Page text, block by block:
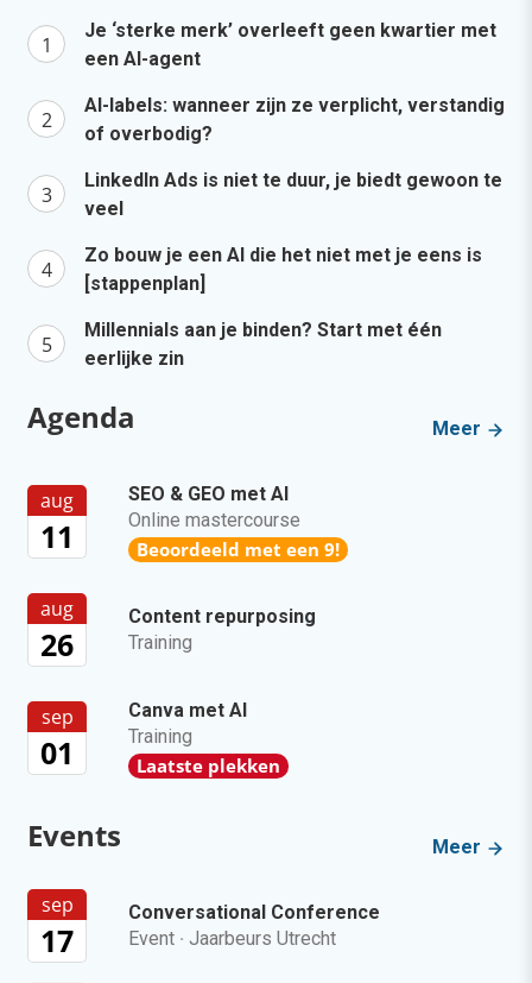
Je ‘sterke merk’ overleeft geen kwartier met
een AI-agent
AI-labels: wanneer zijn ze verplicht, verstandig
of overbodig?
LinkedIn Ads is niet te duur, je biedt gewoon te
veel
Zo bouw je een AI die het niet met je eens is
[stappenplan]
Millennials aan je binden? Start met één
eerlijke zin
Agenda Meer
aug
11
SEO & GEO met AI
Online mastercourse
Beoordeeld met een 9!
aug
26
Content repurposing
Training
sep
01
Canva met AI
Training
Laatste plekken
Events Meer
sep
17
Conversational Conference
Event · Jaarbeurs Utrecht